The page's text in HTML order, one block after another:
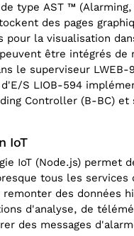
type AST ™
des pages
pour la visualisation
être intégrés de
le superviseur LWEB-
S LIOB-594
Controller (B-BC)
IoT
IoT (Node.js) permet
tous les services
des données
d'analyse, de
des messages